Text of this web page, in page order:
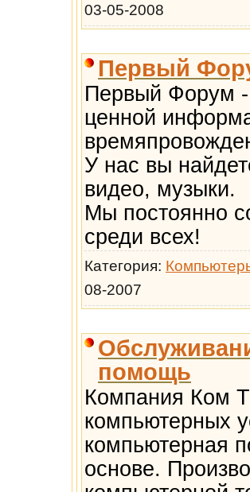
03-05-2008
Первый
Первый Форум
ценной
У нас вы
видео, музыки.
Мы постоянно
среди всех!
Категория:
08-2007
помощь
Компания Ком
компьютерных
компьютерная
основе.